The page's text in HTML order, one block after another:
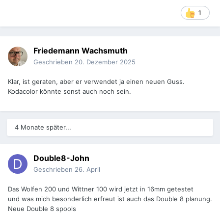
1
Friedemann Wachsmuth
Geschrieben 20. Dezember 2025
Klar, ist geraten, aber er verwendet ja einen neuen Guss.
Kodacolor könnte sonst auch noch sein.
4 Monate später...
Double8-John
Geschrieben 26. April
Das Wolfen 200 und Wittner 100 wird jetzt in 16mm getestet
und was mich besonderlich erfreut ist auch das Double 8 planung.
Neue Double 8 spools